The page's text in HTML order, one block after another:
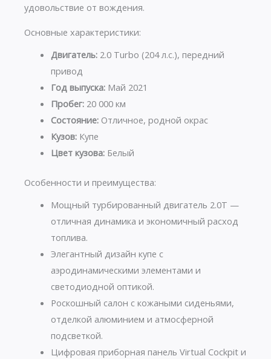
удовольствие от вождения.
Основные характеристики:
Двигатель:2.0 Turbo (204 л.с.), передний
привод
Год выпуска:Май 2021
Пробег:20 000 км
Состояние:Отличное, родной окрас
Кузов:Купе
Цвет кузова:Белый
Особенности и преимущества:
Мощный турбированный двигатель 2.0T —
отличная динамика и экономичный расход
топлива.
Элегантный дизайн купе с
аэродинамическими элементами и
светодиодной оптикой.
Роскошный салон с кожаными сиденьями,
отделкой алюминием и атмосферной
подсветкой.
Цифровая приборная панель Virtual Cockpit и